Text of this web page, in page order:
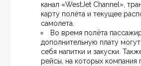
канал «WestJet Channel»,
карту полёта и текущее
самолета.
Во время полёта
дополнительную плату могут
себя напитки и закуски.
рейсы, на которых компания